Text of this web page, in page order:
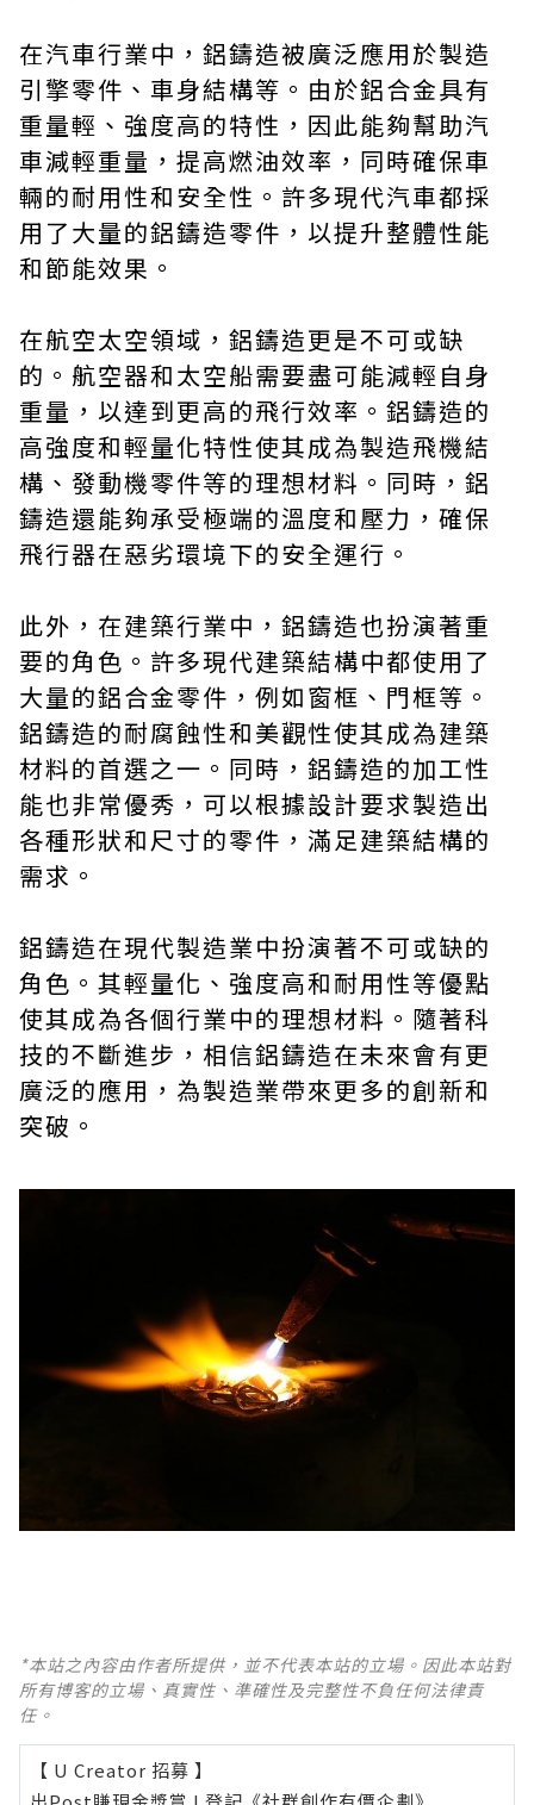
在汽車行業中，鋁鑄造被廣泛應用於製造
引擎零件、車身結構等。由於鋁合金具有
重量輕、強度高的特性，因此能夠幫助汽
車減輕重量，提高燃油效率，同時確保車
輛的耐用性和安全性。許多現代汽車都採
用了大量的鋁鑄造零件，以提升整體性能
和節能效果。
在航空太空領域，鋁鑄造更是不可或缺
的。航空器和太空船需要盡可能減輕自身
重量，以達到更高的飛行效率。鋁鑄造的
高強度和輕量化特性使其成為製造飛機結
構、發動機零件等的理想材料。同時，鋁
鑄造還能夠承受極端的溫度和壓力，確保
飛行器在惡劣環境下的安全運行。
此外，在建築行業中，鋁鑄造也扮演著重
要的角色。許多現代建築結構中都使用了
大量的鋁合金零件，例如窗框、門框等。
鋁鑄造的耐腐蝕性和美觀性使其成為建築
材料的首選之一。同時，鋁鑄造的加工性
能也非常優秀，可以根據設計要求製造出
各種形狀和尺寸的零件，滿足建築結構的
需求。
鋁鑄造在現代製造業中扮演著不可或缺的
角色。其輕量化、強度高和耐用性等優點
使其成為各個行業中的理想材料。隨著科
技的不斷進步，相信鋁鑄造在未來會有更
廣泛的應用，為製造業帶來更多的創新和
突破。
*本站之內容由作者所提供，並不代表本站的立場。因此本站對
所有博客的立場、真實性、準確性及完整性不負任何法律責
任。
【 U Creator 招募 】